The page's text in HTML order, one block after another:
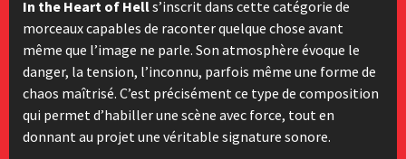
In the Heart of Hells’inscrit dans cette catégorie de
morceaux capables de raconter quelque chose avant
même que l’image ne parle. Son atmosphère évoque le
danger, la tension, l’inconnu, parfois même une forme de
chaos maîtrisé. C’est précisément ce type de composition
qui permet d’habiller une scène avec force, tout en
donnant au projet une véritable signature sonore.